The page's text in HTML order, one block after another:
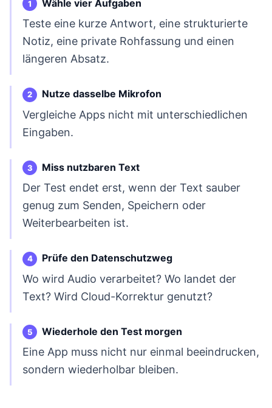
Wähle vier Aufgaben
Teste eine kurze Antwort, eine strukturierte
Notiz, eine private Rohfassung und einen
längeren Absatz.
Nutze dasselbe Mikrofon
Vergleiche Apps nicht mit unterschiedlichen
Eingaben.
Miss nutzbaren Text
Der Test endet erst, wenn der Text sauber
genug zum Senden, Speichern oder
Weiterbearbeiten ist.
Prüfe den Datenschutzweg
Wo wird Audio verarbeitet? Wo landet der
Text? Wird Cloud-Korrektur genutzt?
Wiederhole den Test morgen
Eine App muss nicht nur einmal beeindrucken,
sondern wiederholbar bleiben.